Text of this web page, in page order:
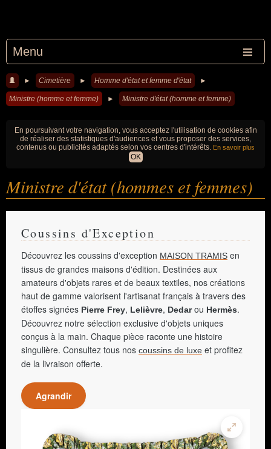
Menu
► Cimetière ► Homme d'état et femme d'état ►
Ministre (homme et femme) ► Ministre d'état (homme et femme)
En poursuivant votre navigation, vous acceptez l'utilisation de cookies afin
de réaliser des statistiques d'audiences et vous proposer des services,
contenus ou publicités adaptés selon vos centres d'intérêts. En savoir plus
OK
Ministre d'état (hommes et femmes)
Coussins d'Exception
Découvrez les coussins d'exception MAISON TRAMIS en
tissus de grandes maisons d'édition. Destinées aux
amateurs d'objets rares et de beaux textiles, nos créations
haut de gamme valorisent l'artisanat français à travers des
étoffes signées Pierre Frey, Lelièvre, Dedarou Hermès.
Découvrez notre sélection exclusive d'objets uniques
conçus à la main. Chaque pièce raconte une histoire
singulière. Consultez tous nos coussins de luxe et profitez
de la livraison offerte.
Agrandir